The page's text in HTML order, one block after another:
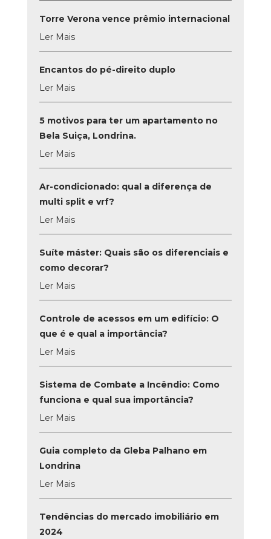
Torre Verona vence prêmio internacional
Ler Mais
Encantos do pé-direito duplo
Ler Mais
5 motivos para ter um apartamento no
Bela Suiça, Londrina.
Ler Mais
Ar-condicionado: qual a diferença de
multi split e vrf?
Ler Mais
Suíte máster: Quais são os diferenciais e
como decorar?
Ler Mais
Controle de acessos em um edifício: O
que é e qual a importância?
Ler Mais
Sistema de Combate a Incêndio: Como
funciona e qual sua importância?
Ler Mais
Guia completo da Gleba Palhano em
Londrina
Ler Mais
Tendências do mercado imobiliário em
2024